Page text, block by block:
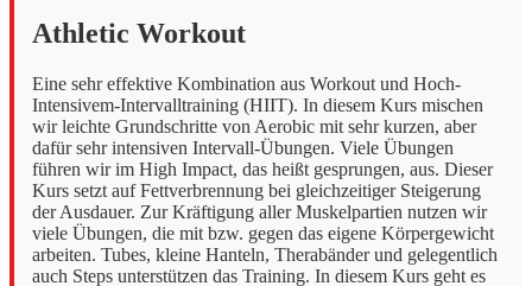
Athletic Workout
Eine sehr effektive Kombination aus Workout und Hoch-
Intensivem-Intervalltraining (HIIT). In diesem Kurs mischen
wir leichte Grundschritte von Aerobic mit sehr kurzen, aber
dafür sehr intensiven Intervall-Übungen. Viele Übungen
führen wir im High Impact, das heißt gesprungen, aus. Dieser
Kurs setzt auf Fettverbrennung bei gleichzeitiger Steigerung
der Ausdauer. Zur Kräftigung aller Muskelpartien nutzen wir
viele Übungen, die mit bzw. gegen das eigene Körpergewicht
arbeiten. Tubes, kleine Hanteln, Therabänder und gelegentlich
auch Steps unterstützen das Training. In diesem Kurs geht es